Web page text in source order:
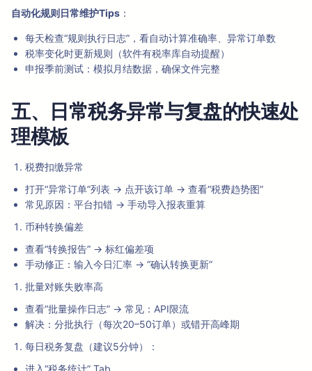
自动化规则日常维护Tips ：
每天检查“规则执行日志”，看自动计算准确率、异常订单数
税率变化时更新规则（软件有税率库自动提醒）
申报季前测试：模拟月结数据，确保文件完整
五、日常税务异常与复盘的快速处
理模板
税费扣缴异常
打开“异常订单”列表 → 点开该订单 → 查看“税费趋势图”
常见原因：平台扣错 → 手动导入报表重算
币种转换偏差
查看“转换报告” → 标红偏差项
手动修正：输入今日汇率 → “确认转换更新”
批量对账失败率高
查看“批量操作日志” → 常见：API限流
解决：分批执行（每次20–50订单）或错开高峰期
每日税务复盘（建议5分钟）：